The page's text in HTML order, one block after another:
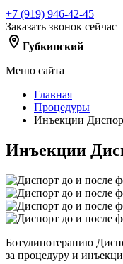
+7 (919) 946-42-45
Заказать звонок сейчас
Губкинский
Меню сайта
Главная
Процедуры
Инъекции
Инъекции
Ботулинотерапию
за процедуру и